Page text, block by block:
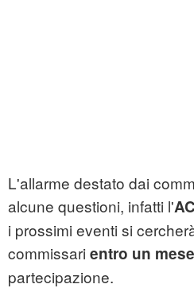
L'allarme destato dai
alcune questioni, infatti l'
i prossimi eventi si
commissari entro un mese
partecipazione.